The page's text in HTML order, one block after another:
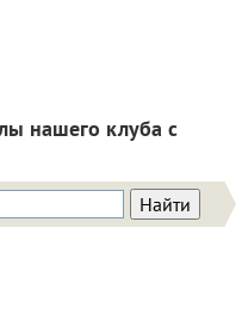
нашего клуба с